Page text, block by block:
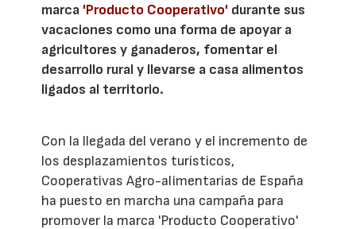
marca 'Producto Cooperativo' durante sus
vacaciones como una forma de apoyar a
agricultores y ganaderos, fomentar el
desarrollo rural y llevarse a casa alimentos
ligados al territorio.
Con la llegada del verano y el incremento de
los desplazamientos turísticos,
Cooperativas Agro-alimentarias de España
ha puesto en marcha una campaña para
promover la marca 'Producto Cooperativo'